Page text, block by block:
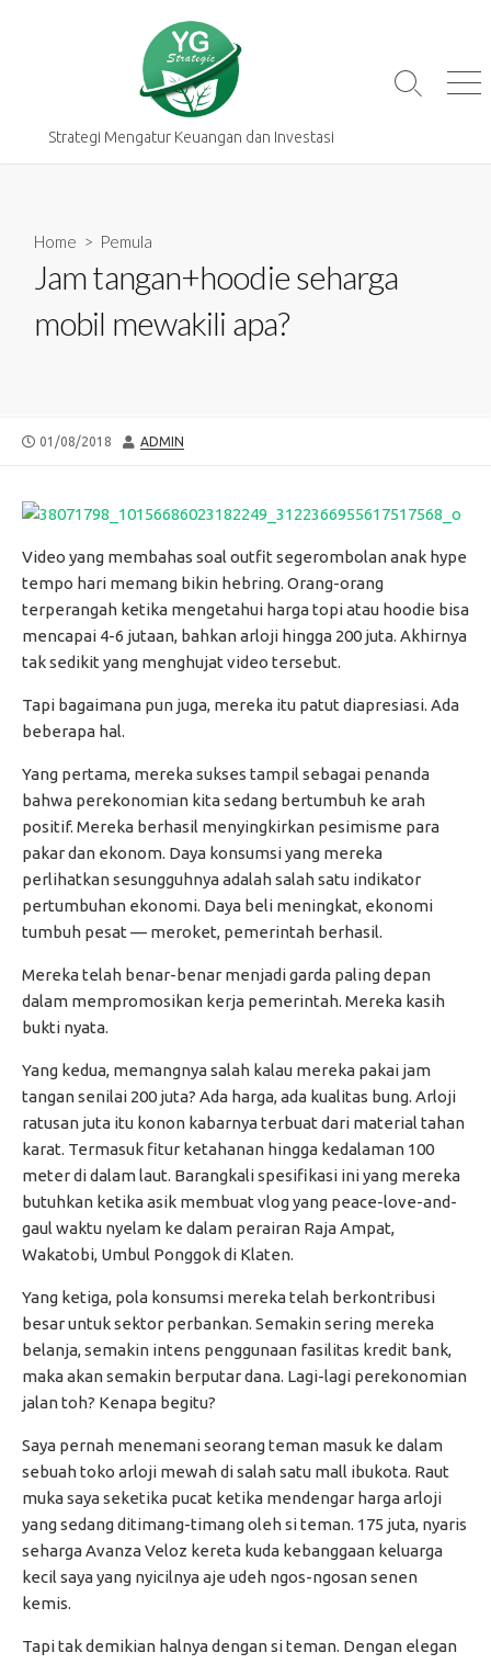
Strategi Mengatur Keuangan dan Investasi
Search
Home > Pemula
Jam tangan+hoodie seharga
mobil mewakili apa?
PUBLISHED
01/08/2018 AUTHOR
ADMIN
Video yang membahas soal outfit segerombolan anak hype
tempo hari memang bikin hebring. Orang-orang
terperangah ketika mengetahui harga topi atau hoodie bisa
mencapai 4-6 jutaan, bahkan arloji hingga 200 juta. Akhirnya
tak sedikit yang menghujat video tersebut.
Tapi bagaimana pun juga, mereka itu patut diapresiasi. Ada
beberapa hal.
Yang pertama, mereka sukses tampil sebagai penanda
bahwa perekonomian kita sedang bertumbuh ke arah
positif. Mereka berhasil menyingkirkan pesimisme para
pakar dan ekonom. Daya konsumsi yang mereka
perlihatkan sesungguhnya adalah salah satu indikator
pertumbuhan ekonomi. Daya beli meningkat, ekonomi
tumbuh pesat — meroket, pemerintah berhasil.
Mereka telah benar-benar menjadi garda paling depan
dalam mempromosikan kerja pemerintah. Mereka kasih
bukti nyata.
Yang kedua, memangnya salah kalau mereka pakai jam
tangan senilai 200 juta? Ada harga, ada kualitas bung. Arloji
ratusan juta itu konon kabarnya terbuat dari material tahan
karat. Termasuk fitur ketahanan hingga kedalaman 100
meter di dalam laut. Barangkali spesifikasi ini yang mereka
butuhkan ketika asik membuat vlog yang peace-love-and-
gaul waktu nyelam ke dalam perairan Raja Ampat,
Wakatobi, Umbul Ponggok di Klaten.
Yang ketiga, pola konsumsi mereka telah berkontribusi
besar untuk sektor perbankan. Semakin sering mereka
belanja, semakin intens penggunaan fasilitas kredit bank,
maka akan semakin berputar dana. Lagi-lagi perekonomian
jalan toh? Kenapa begitu?
Saya pernah menemani seorang teman masuk ke dalam
sebuah toko arloji mewah di salah satu mall ibukota. Raut
muka saya seketika pucat ketika mendengar harga arloji
yang sedang ditimang-timang oleh si teman. 175 juta, nyaris
seharga Avanza Veloz kereta kuda kebanggaan keluarga
kecil saya yang nyicilnya aje udeh ngos-ngosan senen
kemis.
Tapi tak demikian halnya dengan si teman. Dengan elegan